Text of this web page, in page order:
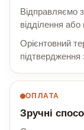
Відправляємо
відділення
Орієнтовний
ОПЛАТА
Зручні